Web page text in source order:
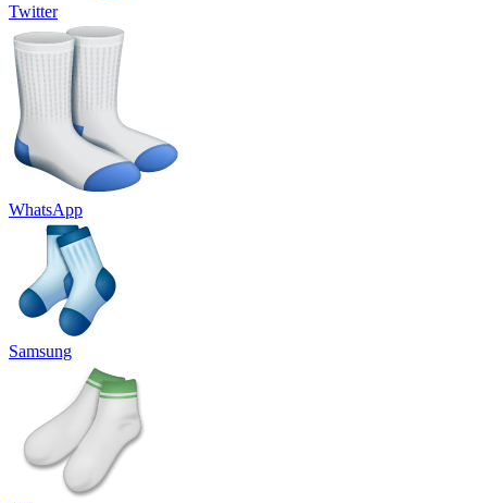
Twitter
WhatsApp
Samsung